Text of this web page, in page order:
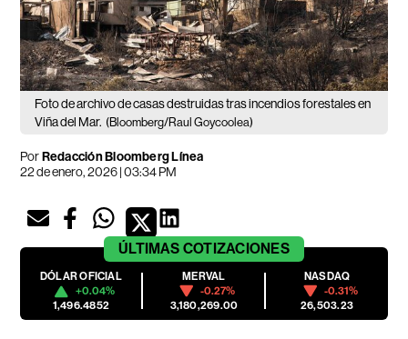
Foto de archivo de casas destruidas tras incendios forestales en
Viña del Mar. (Bloomberg/Raul Goycoolea)
PorRedacción Bloomberg Línea
22 de enero, 2026 | 03:34 PM
ÚLTIMAS COTIZACIONES
DÓLAR OFICIAL
+0.04%
1,496.4852
MERVAL
-0.27%
3,180,269.00
NASDAQ
-0.31%
26,503.23